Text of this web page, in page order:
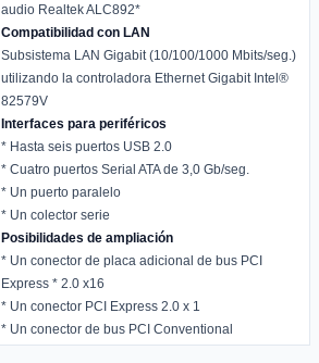
audio Realtek ALC892*
Compatibilidad con LAN
Subsistema LAN Gigabit (10/100/1000 Mbits/seg.)
utilizando la controladora Ethernet Gigabit Intel®
82579V
Interfaces para periféricos
* Hasta seis puertos USB 2.0
* Cuatro puertos Serial ATA de 3,0 Gb/seg.
* Un puerto paralelo
* Un colector serie
Posibilidades de ampliación
* Un conector de placa adicional de bus PCI
Express * 2.0 x16
* Un conector PCI Express 2.0 x 1
* Un conector de bus PCI Conventional